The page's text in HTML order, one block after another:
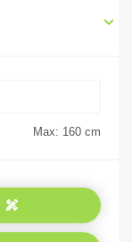
Max: 160 cm